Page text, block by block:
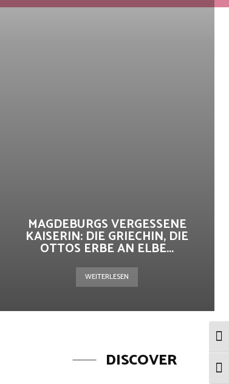
MAGDEBURGS VERGESSENE
KAISERIN: DIE GRIECHIN, DIE
OTTOS ERBE AN ELBE...
WEITERLESEN
DISCOVER